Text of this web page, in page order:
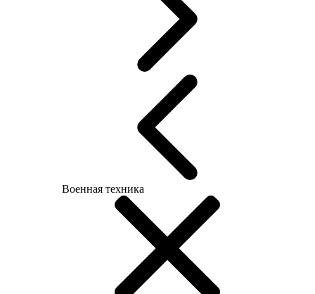
Военная техника